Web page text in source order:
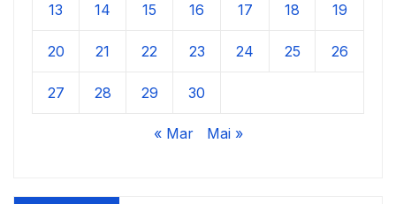
13 14 15 16 17 18 19
20 21 22 23 24 25 26
27 28 29 30
« Mar Mai »